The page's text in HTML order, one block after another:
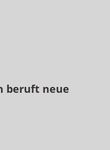
beruft neue